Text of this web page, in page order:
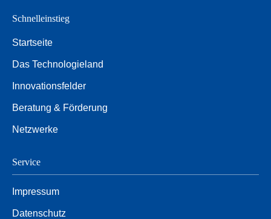
Schnelleinstieg
Startseite
Das Technologieland
Innovationsfelder
Beratung & Förderung
Netzwerke
Service
Impressum
Datenschutz